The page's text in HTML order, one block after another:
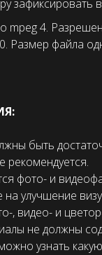
зафиксировать
mpeg 4.
Размер файла
быть
фото- и
улучшение
, видео- и
не должны
узнать